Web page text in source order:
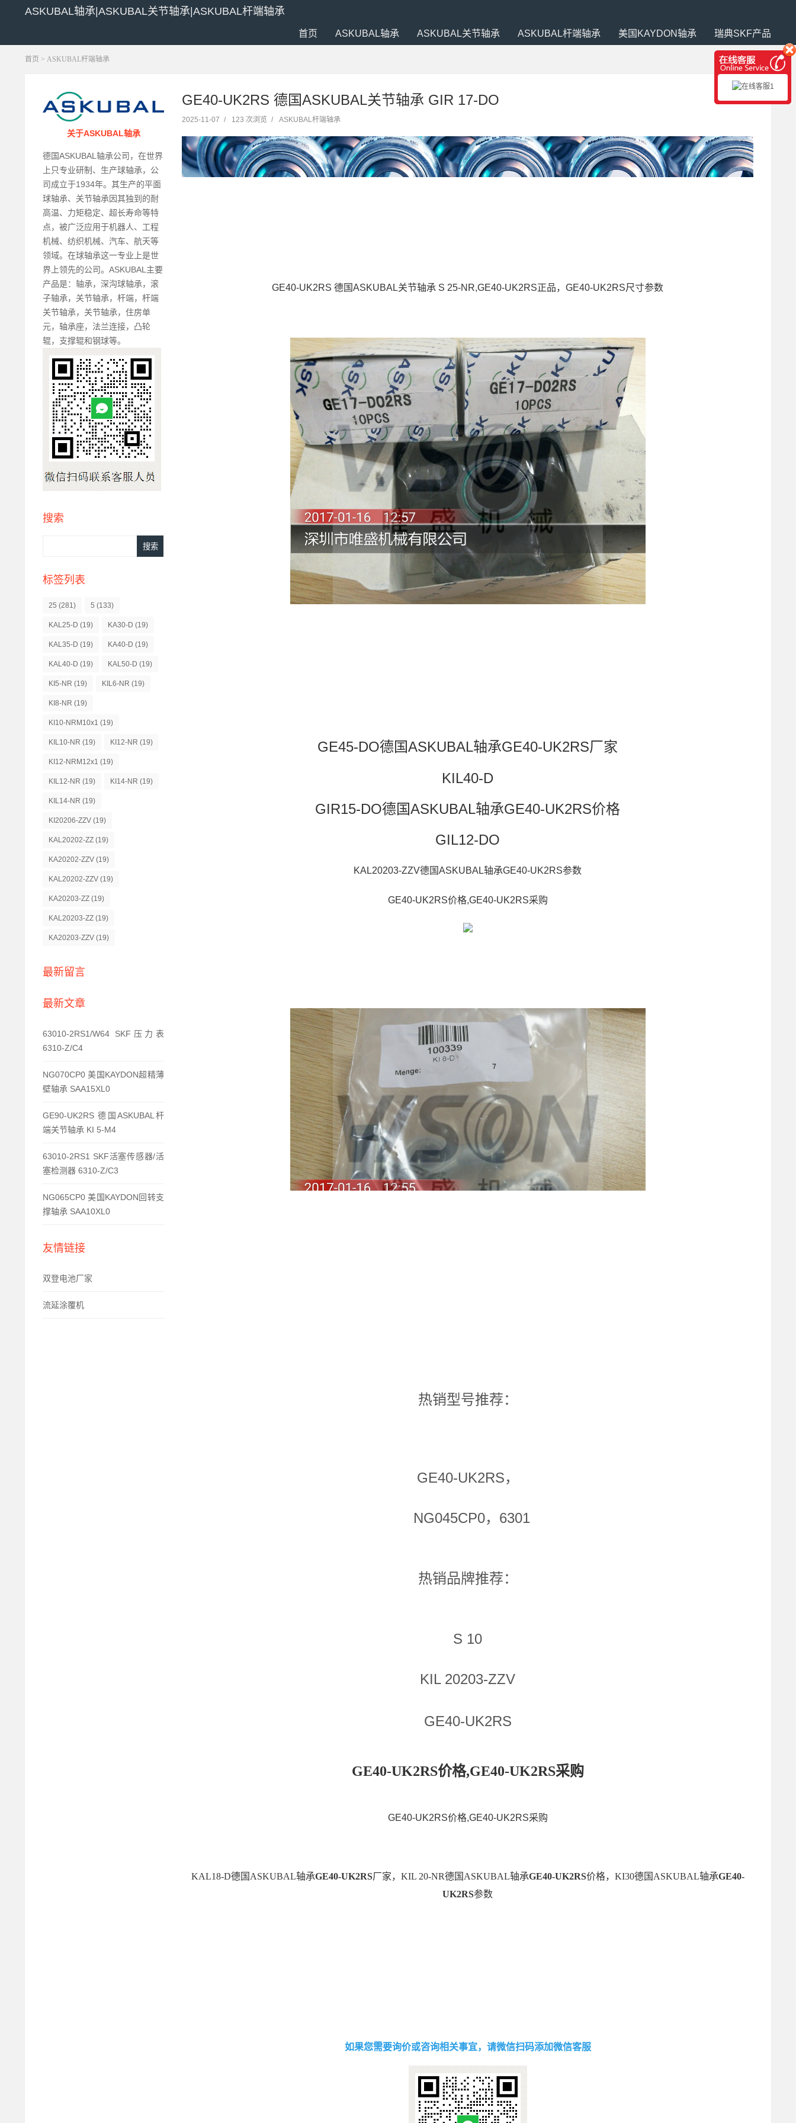
ASKUBAL轴承|ASKUBAL关节轴承|ASKUBAL杆端轴承
首页 ASKUBAL轴承 ASKUBAL关节轴承 ASKUBAL杆端轴承 美国KAYDON轴承 瑞典SKF产品
首页 > ASKUBAL杆端轴承
关于ASKUBAL轴承
德国ASKUBAL轴承公司，在世界
上只专业研制、生产球轴承，公
司成立于1934年。其生产的平面
球轴承、关节轴承因其独到的耐
高温、力矩稳定、超长寿命等特
点，被广泛应用于机器人、工程
机械、纺织机械、汽车、航天等
领域。在球轴承这一专业上是世
界上领先的公司。ASKUBAL主要
产品是：轴承，深沟球轴承，滚
子轴承，关节轴承，杆端，杆端
关节轴承，关节轴承，住房单
元，轴承座，法兰连接，凸轮
辊，支撑辊和钢球等。
搜索
标签列表
25 (281) 5 (133)
KAL25-D (19) KA30-D (19)
KAL35-D (19) KA40-D (19)
KAL40-D (19) KAL50-D (19)
KI5-NR (19) KIL6-NR (19)
KI8-NR (19)
KI10-NRM10x1 (19)
KIL10-NR (19) KI12-NR (19)
KI12-NRM12x1 (19)
KIL12-NR (19) KI14-NR (19)
KIL14-NR (19)
KI20206-ZZV (19)
KAL20202-ZZ (19)
KA20202-ZZV (19)
KAL20202-ZZV (19)
KA20203-ZZ (19)
KAL20203-ZZ (19)
KA20203-ZZV (19)
最新留言
最新文章
63010-2RS1/W64 SKF压力表
6310-Z/C4
NG070CP0 美国KAYDON超精薄
壁轴承 SAA15XL0
GE90-UK2RS 德国ASKUBAL杆
端关节轴承 KI 5-M4
63010-2RS1 SKF活塞传感器/活
塞检测器 6310-Z/C3
NG065CP0 美国KAYDON回转支
撑轴承 SAA10XL0
友情链接
双登电池厂家
流延涂覆机
GE40-UK2RS 德国ASKUBAL关节轴承 GIR 17-DO
2025-11-07 / 123 次浏览 / ASKUBAL杆端轴承
GE40-UK2RS 德国ASKUBAL关节轴承 S 25-NR,GE40-UK2RS正品，GE40-UK2RS尺寸参数
GE45-DO德国ASKUBAL轴承GE40-UK2RS厂家
KIL40-D
GIR15-DO德国ASKUBAL轴承GE40-UK2RS价格
GIL12-DO
KAL20203-ZZV德国ASKUBAL轴承GE40-UK2RS参数
GE40-UK2RS价格,GE40-UK2RS采购
热销型号推荐：
GE40-UK2RS，
NG045CP0，6301
热销品牌推荐：
S 10
KIL 20203-ZZV
GE40-UK2RS
GE40-UK2RS价格,GE40-UK2RS采购
GE40-UK2RS价格,GE40-UK2RS采购
KAL18-D德国ASKUBAL轴承GE40-UK2RS厂家，KIL 20-NR德国ASKUBAL轴承GE40-UK2RS价格，KI30德国ASKUBAL轴承GE40-
UK2RS参数
如果您需要询价或咨询相关事宜，请微信扫码添加微信客服